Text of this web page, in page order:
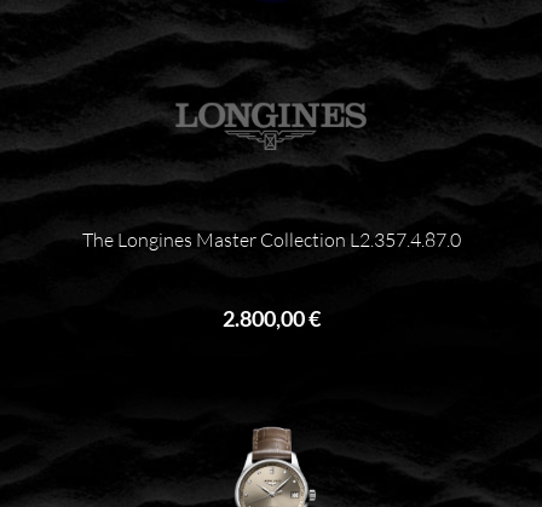
The Longines Master Collection L2.357.4.87.0
2.800,00 €